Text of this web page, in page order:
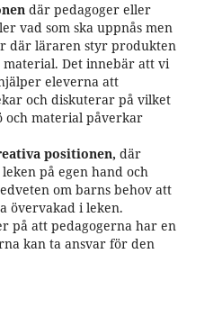
där pedagoger eller
vad som ska uppnås men
där läraren styr produkten
material. Det innebär att vi
eleverna att
och diskuterar på vilket
och material påverkar
positionen, där
på egen hand och
om barns behov att
övervakad i leken.
på att pedagogerna har en
kan ta ansvar för den